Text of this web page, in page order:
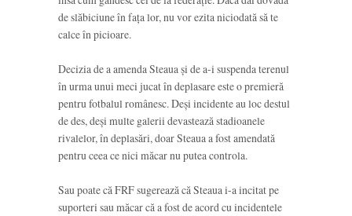
de slăbiciune în fața lor, nu vor ezita niciodată să te
calce în picioare.
Decizia de a amenda Steaua și de a-i suspenda terenul
în urma unui meci jucat în deplasare este o premieră
pentru fotbalul românesc. Deși incidente au loc destul
de des, deși multe galerii devastează stadioanele
rivalelor, în deplasări, doar Steaua a fost amendată
pentru ceea ce nici măcar nu putea controla.
Sau poate că FRF sugerează că Steaua i-a incitat pe
suporteri sau măcar că a fost de acord cu incidentele